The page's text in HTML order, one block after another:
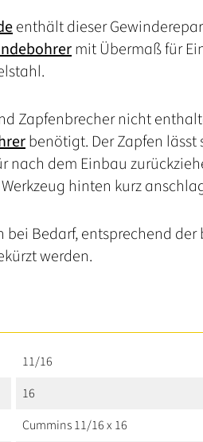
enthält dieser
mit Übermaß für
Zapfenbrecher nicht
benötigt. Der Zapfen
nach dem Einbau
hinten kurz
bei Bedarf, entsprechend
werden.
11/16
16
Cummins 11/16 x 16